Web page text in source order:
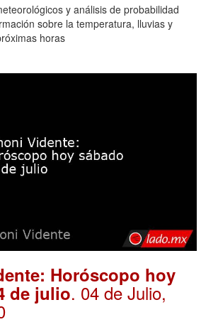
y análisis de probabilidad
sobre la temperatura, lluvias y
horas
Horóscopo hoy
de julio. 04 de Julio,